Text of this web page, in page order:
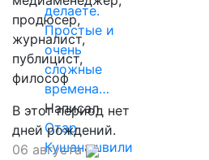
делаете.
Простые и
очень
сложные
времена…
Написал
Отар
Кушанашвили
продюсер,
журналист,
публицист,
философ
В этот период нет
дней рождений.
06 августа